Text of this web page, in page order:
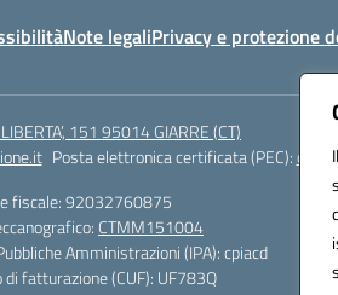
Note legaliPrivacy e protezione
151 95014 GIARRE (CT)
Posta elettronica certificata (PEC):
fiscale: 92032760875
CTMM151004
Amministrazioni (IPA): cpiacd
di fatturazione (CUF): UF783Q